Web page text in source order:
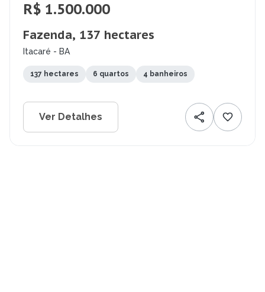
R$ 1.500.000
Fazenda, 137 hectares
Itacaré - BA
137 hectares 6 quartos 4 banheiros
Ver Detalhes